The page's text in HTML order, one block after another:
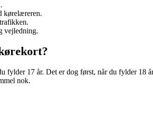
kørelæreren.
vejledning.
fylder 17 år. Det er dog først, når du fylder 18
nok.